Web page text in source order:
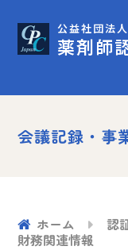
公益社団法
薬剤師
会議記録・事
ホーム
認
財務関連情報